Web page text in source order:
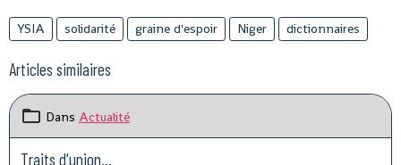
YSIA solidarité graine d'espoir Niger dictionnaires
Articles similaires
Dans Actualité
Traits d'union...